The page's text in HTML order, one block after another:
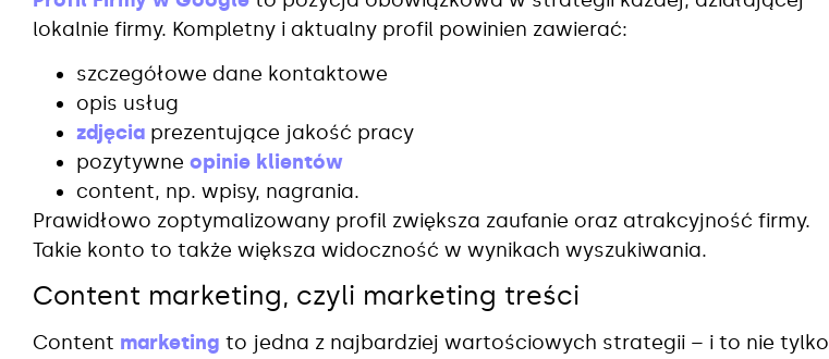
lokalnie firmy. Kompletny i aktualny profil powinien zawierać:
szczegółowe dane kontaktowe
opis usług
zdjęcia prezentujące jakość pracy
pozytywne opinie klientów
content, np. wpisy, nagrania.
Prawidłowo zoptymalizowany profil zwiększa zaufanie oraz atrakcyjność firmy.
Takie konto to także większa widoczność w wynikach wyszukiwania.
Content marketing, czyli marketing treści
Content marketing to jedna z najbardziej wartościowych strategii – i to nie tylko